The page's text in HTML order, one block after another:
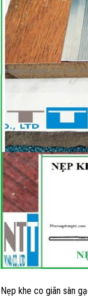
Nẹp khe co giãn sàn